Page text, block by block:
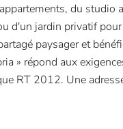
du studio
d'un jardin privatif
paysager et
» répond aux
RT 2012. Une